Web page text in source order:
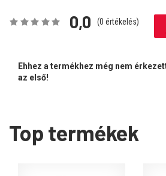
0,0 (0 értékelés)
Ehhez a termékhez még nem
az első!
Top termékek